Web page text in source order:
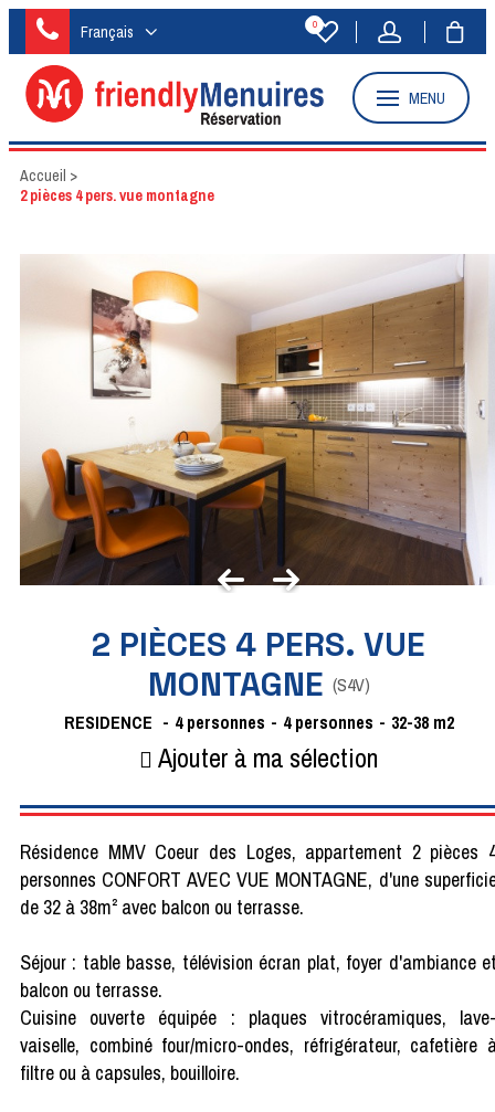
Français 0
MENU
Accueil >
2 pièces 4 pers. vue montagne
2 PIÈCES 4 PERS. VUE
MONTAGNE (S4V)
RESIDENCE
4 personnes 4 personnes 32-38 m2
Ajouter à ma sélection
Résidence MMV Coeur des Loges, appartement 2 pièces
personnes CONFORT AVEC VUE MONTAGNE, d'une
de 32 à 38m² avec balcon ou terrasse.
Séjour : table basse, télévision écran plat, foyer d'ambiance
balcon ou terrasse.
Cuisine ouverte équipée : plaques vitrocéramiques,
vaiselle, combiné four/micro-ondes, réfrigérateur, cafetière
filtre ou à capsules, bouilloire.